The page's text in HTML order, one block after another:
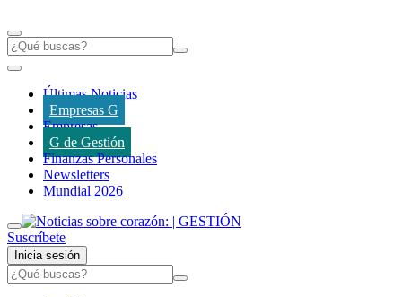
Últimas Noticias
Empresas G
Empresas
G de Gestión
Finanzas Personales
Newsletters
Mundial 2026
Suscríbete
Inicia sesión